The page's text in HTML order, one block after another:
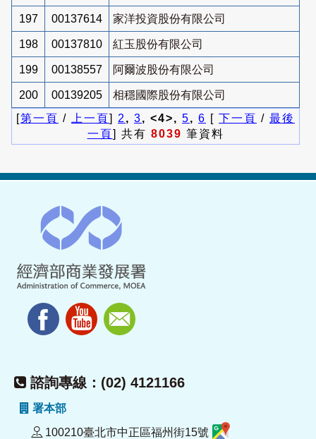
197 00137614 家洋投資股份有限公司
198 00137810 紅玉股份有限公司
199 00138557 阿爾波股份有限公司
200 00139205
相穩國際股份有限公司
[第一頁 / 上一頁] 2 , 3, <4>, 5, 6 [ 下一頁 / 最後
一頁] 共有 8039 筆資料
諮詢專線：(02) 4121166
署本部
100210臺北市中正區福州街15號